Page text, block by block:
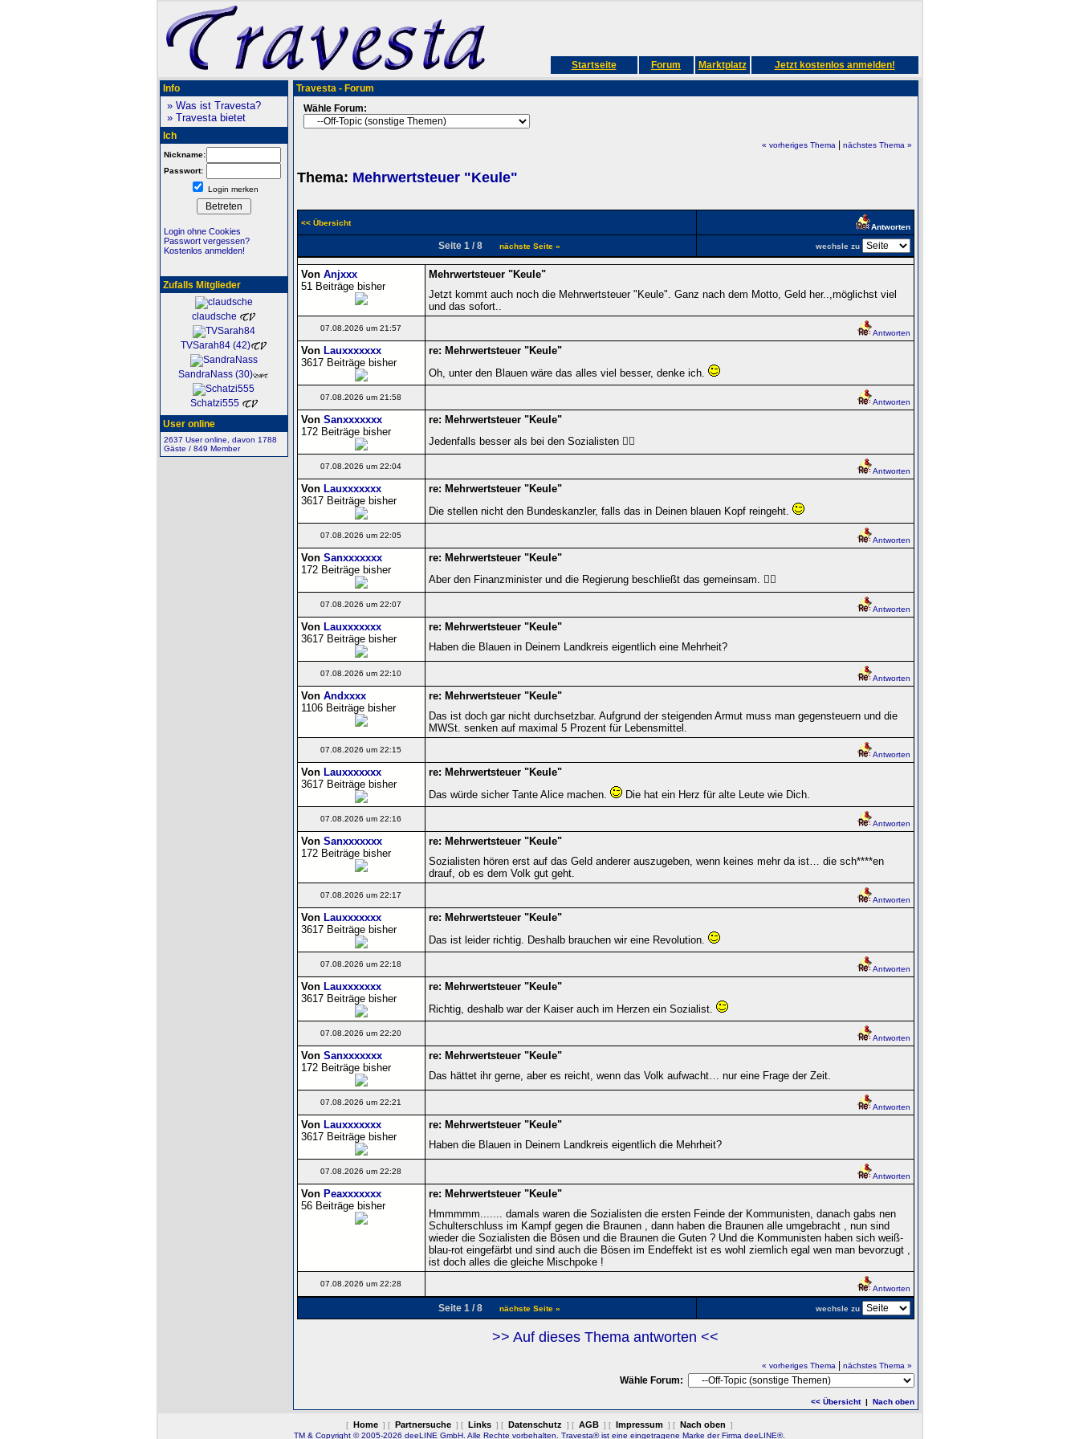
Startseite Forum Marktplatz Jetzt kostenlos anmelden!
Info
» Was ist Travesta?
» Travesta bietet
Ich
Nickname:
Passwort:
Login merken
Login ohne Cookies
Passwort vergessen?
Kostenlos anmelden!
Zufalls Mitglieder
claudsche
TVSarah84 (42)
SandraNass (30)
Schatzi555
User online
2637 User online, davon 1788
Gäste / 849 Member
Travesta - Forum
Wähle Forum:
« vorheriges Thema| nächstes Thema »
Thema: Mehrwertsteuer "Keule"
<< Übersicht Antworten
Seite 1 / 8 nächste Seite » wechsle zu
Von Anjxxx
51 Beiträge bisher
Mehrwertsteuer "Keule"
Jetzt kommt auch noch die Mehrwertsteuer "Keule". Ganz nach dem Motto, Geld her..,möglichst viel
und das sofort..
07.08.2026 um 21:57
Antworten
Von Lauxxxxxxx
3617 Beiträge bisher
re: Mehrwertsteuer "Keule"
Oh, unter den Blauen wäre das alles viel besser, denke ich.
07.08.2026 um 21:58
Antworten
Von Sanxxxxxxx
172 Beiträge bisher
re: Mehrwertsteuer "Keule"
Jedenfalls besser als bei den Sozialisten 🤷‍♀️
07.08.2026 um 22:04
Antworten
Von Lauxxxxxxx
3617 Beiträge bisher
re: Mehrwertsteuer "Keule"
Die stellen nicht den Bundeskanzler, falls das in Deinen blauen Kopf reingeht.
07.08.2026 um 22:05
Antworten
Von Sanxxxxxxx
172 Beiträge bisher
re: Mehrwertsteuer "Keule"
Aber den Finanzminister und die Regierung beschließt das gemeinsam. 🤷‍♀️
07.08.2026 um 22:07
Antworten
Von Lauxxxxxxx
3617 Beiträge bisher
re: Mehrwertsteuer "Keule"
Haben die Blauen in Deinem Landkreis eigentlich eine Mehrheit?
07.08.2026 um 22:10
Antworten
Von Andxxxx
1106 Beiträge bisher
re: Mehrwertsteuer "Keule"
Das ist doch gar nicht durchsetzbar. Aufgrund der steigenden Armut muss man gegensteuern und die
MWSt. senken auf maximal 5 Prozent für Lebensmittel.
07.08.2026 um 22:15
Antworten
Von Lauxxxxxxx
3617 Beiträge bisher
re: Mehrwertsteuer "Keule"
Das würde sicher Tante Alice machen.
Die hat ein Herz für alte Leute wie Dich.
07.08.2026 um 22:16
Antworten
Von Sanxxxxxxx
172 Beiträge bisher
re: Mehrwertsteuer "Keule"
Sozialisten hören erst auf das Geld anderer auszugeben, wenn keines mehr da ist… die sch****en
drauf, ob es dem Volk gut geht.
07.08.2026 um 22:17
Antworten
Von Lauxxxxxxx
3617 Beiträge bisher
re: Mehrwertsteuer "Keule"
Das ist leider richtig. Deshalb brauchen wir eine Revolution.
07.08.2026 um 22:18
Antworten
Von Lauxxxxxxx
3617 Beiträge bisher
re: Mehrwertsteuer "Keule"
Richtig, deshalb war der Kaiser auch im Herzen ein Sozialist.
07.08.2026 um 22:20
Antworten
Von Sanxxxxxxx
172 Beiträge bisher
re: Mehrwertsteuer "Keule"
Das hättet ihr gerne, aber es reicht, wenn das Volk aufwacht… nur eine Frage der Zeit.
07.08.2026 um 22:21
Antworten
Von Lauxxxxxxx
3617 Beiträge bisher
re: Mehrwertsteuer "Keule"
Haben die Blauen in Deinem Landkreis eigentlich die Mehrheit?
07.08.2026 um 22:28
Antworten
Von Peaxxxxxxx
56 Beiträge bisher
re: Mehrwertsteuer "Keule"
Hmmmmm....... damals waren die Sozialisten die ersten Feinde der Kommunisten, danach gabs nen
Schulterschluss im Kampf gegen die Braunen , dann haben die Braunen alle umgebracht , nun sind
wieder die Sozialisten die Bösen und die Braunen die Guten ? Und die Kommunisten haben sich weiß-
blau-rot eingefärbt und sind auch die Bösen im Endeffekt ist es wohl ziemlich egal wen man bevorzugt ,
ist doch alles die gleiche Mischpoke !
07.08.2026 um 22:28
Antworten
Seite 1 / 8 nächste Seite » wechsle zu
>> Auf dieses Thema antworten <<
« vorheriges Thema| nächstes Thema »
Wähle Forum:
<< Übersicht| Nach oben
[ Home ] [ Partnersuche ] [ Links ] [ Datenschutz ] [ AGB ] [ Impressum ] [ Nach oben
]
TM & Copyright © 2005-2026 deeLINE GmbH. Alle Rechte vorbehalten. Travesta® ist eine eingetragene Marke der Firma deeLINE®.